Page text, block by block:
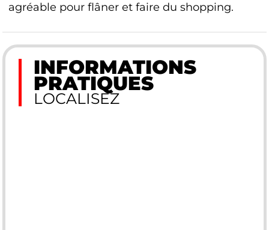
agréable pour flâner et faire du shopping.
INFORMATIONS
PRATIQUES
LOCALISEZ